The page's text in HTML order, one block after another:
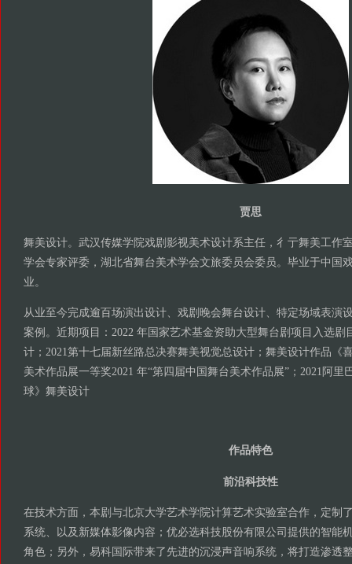
贾思
舞美设计。武汉传媒学院戏剧影视美术设计系主任，彳亍舞美工作
学会专家评委，湖北省舞台美术学会文旅委员会委员。毕业于中国
业。
从业至今完成逾百场演出设计、戏剧晚会舞台设计、特定场域表演
案例。近期项目：2022 年国家艺术基金资助大型舞台剧项目入选剧
计；2021第十七届新丝路总决赛舞美视觉总设计；舞美设计作品《
美术作品展一等奖2021 年“第四届中国舞台美术作品展”；2021阿里
球》舞美设计
作品特色
前沿科技性
在技术方面，本剧与北京大学艺术学院计算艺术实验室合作，定制
系统、以及新媒体影像内容；优必选科技股份有限公司提供的智能
角色；另外，易科国际带来了先进的沉浸声音响系统，将打造渗透